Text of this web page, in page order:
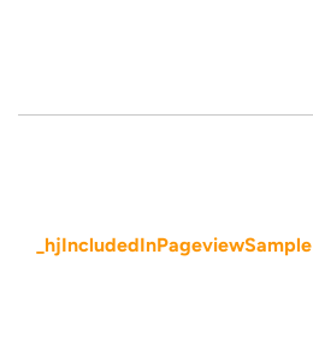
_hjIncludedInPageviewSample